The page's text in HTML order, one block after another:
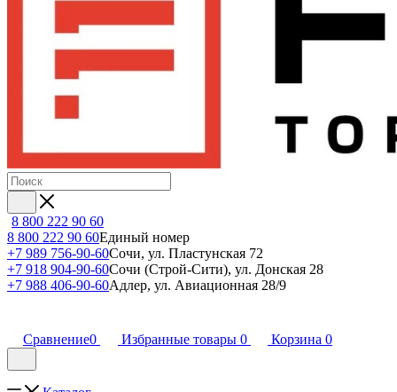
8 800 222 90 60
8 800 222 90 60Единый номер
+7 989 756-90-60Сочи, ул. Пластунская 72
+7 918 904-90-60Сочи (Строй-Сити), ул. Донская 28
+7 988 406-90-60Адлер, ул. Авиационная 28/9
Сравнение0 Избранные товары 0 Корзина 0